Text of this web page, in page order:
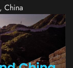
China